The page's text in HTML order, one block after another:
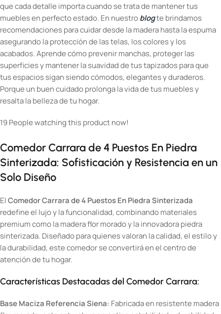
que cada detalle importa cuando se trata de mantener tus
muebles en perfecto estado. En nuestroblogte brindamos
recomendaciones para cuidar desde la madera hasta la espuma
asegurando la protección de las telas, los colores y los
acabados. Aprende cómo prevenir manchas, proteger las
superficies y mantener la suavidad de tus tapizados para que
tus espacios sigan siendo cómodos, elegantes y duraderos.
Porque un buen cuidado prolonga la vida de tus muebles y
resalta la belleza de tu hogar.
19People watching this product now!
Comedor Carrara de 4 Puestos En Piedra
Sinterizada: Sofisticación y Resistencia en un
Solo Diseño
ElComedor Carrara de 4 Puestos En Piedra Sinterizada
redefine el lujo y la funcionalidad, combinando materiales
premium como la madera flor morado y la innovadora piedra
sinterizada. Diseñado para quienes valoran la calidad, el estilo y
la durabilidad, este comedor se convertirá en el centro de
atención de tu hogar.
Características Destacadas del Comedor Carrara:
Base Maciza Referencia Siena: Fabricada en resistente madera